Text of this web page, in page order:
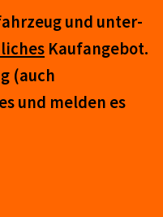
und un­ter­
Kauf­an­ge­bot.
(auch
und mel­den es